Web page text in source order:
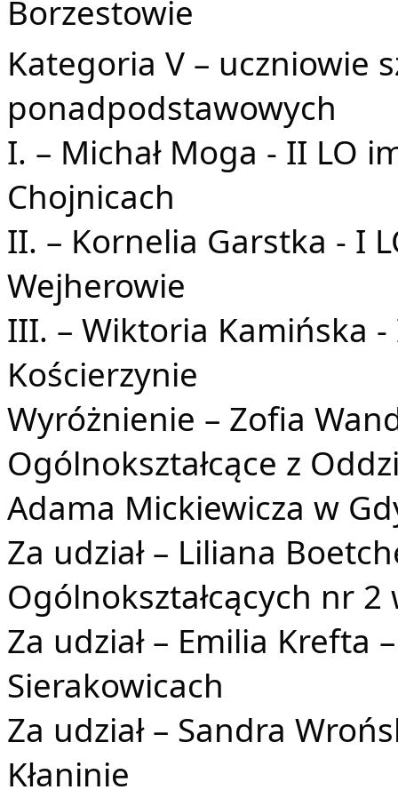
Borzestowie
Kategoria V – uczniowie
ponadpodstawowych
I. – Michał Moga - II LO
Chojnicach
II. – Kornelia Garstka - I
Wejherowie
III. – Wiktoria Kamińska
Kościerzynie
Wyróżnienie – Zofia
Ogólnokształcące z
Adama Mickiewicza w
Za udział – Liliana
Ogólnokształcących nr
Za udział – Emilia Krefta
Sierakowicach
Za udział – Sandra
Kłaninie